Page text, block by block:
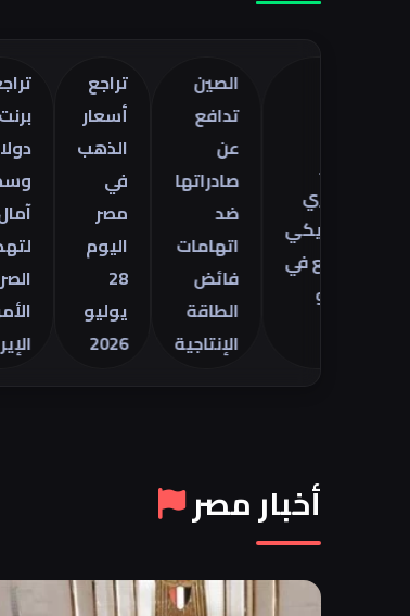
صادراتها
اتهامات
فائض
الطاقة
الإنتاجية
في
اليوم
2026
تراجع خام
دولارات
لتهدئة
الأمريكي
الإيراني
أخبار مصر